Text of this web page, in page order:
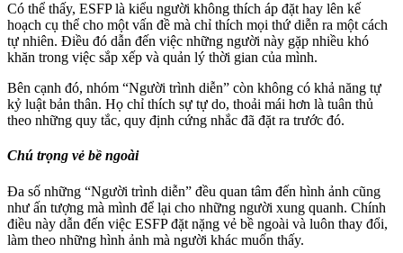
Có thể thấy, ESFP là kiểu người không thích áp đặt hay lên kế
hoạch cụ thể cho một vấn đề mà chỉ thích mọi thứ diễn ra một cách
tự nhiên. Điều đó dẫn đến việc những người này gặp nhiều khó
khăn trong việc sắp xếp và quản lý thời gian của mình.
Bên cạnh đó, nhóm “Người trình diễn” còn không có khả năng tự
kỷ luật bản thân. Họ chỉ thích sự tự do, thoải mái hơn là tuân thủ
theo những quy tắc, quy định cứng nhắc đã đặt ra trước đó.
Chú trọng vẻ bề ngoài
Đa số những “Người trình diễn” đều quan tâm đến hình ảnh cũng
như ấn tượng mà mình để lại cho những người xung quanh. Chính
điều này dẫn đến việc ESFP đặt nặng vẻ bề ngoài và luôn thay đổi,
làm theo những hình ảnh mà người khác muốn thấy.